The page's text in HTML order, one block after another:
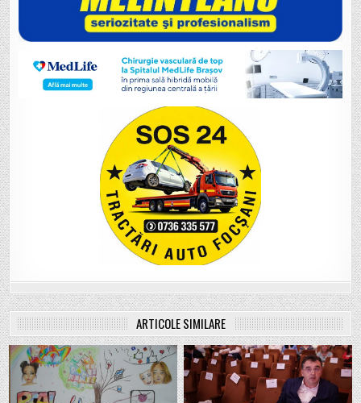
ARTICOLE SIMILARE